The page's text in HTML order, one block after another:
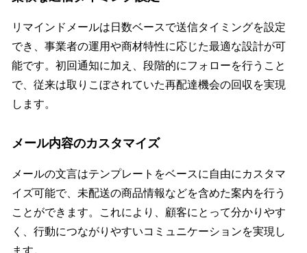
リマインドメールは日数ベースで送信タイミングを設定
でき、事業者の運用や商材特性に応じた最適な設計が可
能です。初回通知に加え、段階的にフォローを行うこと
で、従来は取りこぼされていた再配達機会の回収を実現
します。
メール内容のカスタマイズ
メールの文言はテンプレートをベースに自由にカスタマ
イズ可能で、未配送の商品情報などを含めた案内を行う
ことができます。これにより、顧客にとって分かりやす
く、行動につながりやすいコミュニケーションを実現し